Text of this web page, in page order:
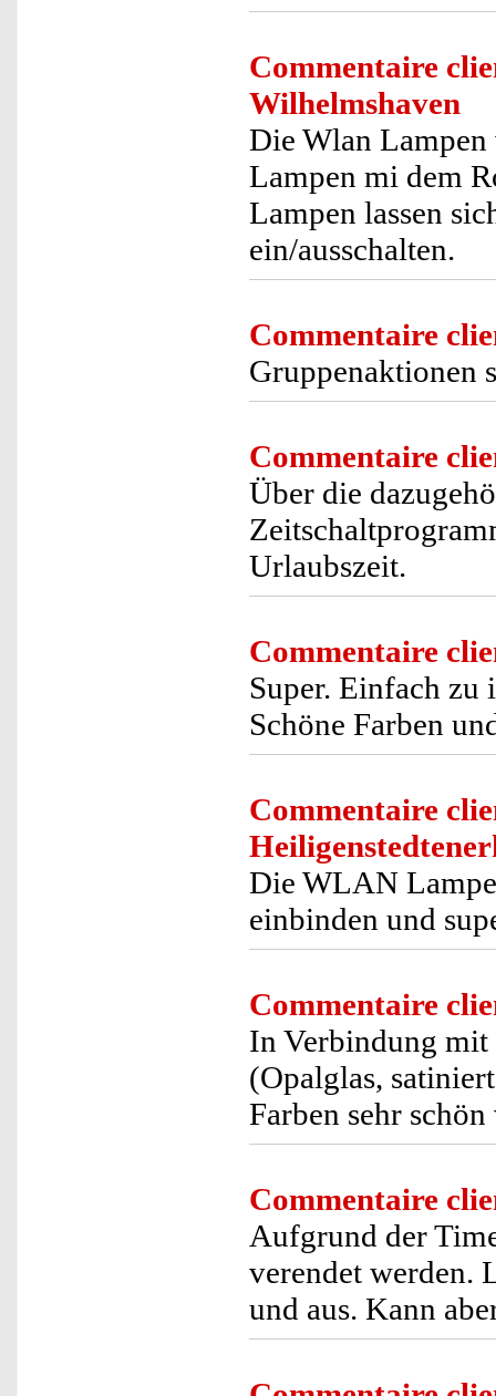
Commentaire
Wilhelmshaven
Die Wlan
Lampen mi dem
Lampen lassen
ein/ausschalten.
Commentaire
Gruppenaktionen
Commentaire
Über die
Urlaubszeit.
Commentaire
Super. Einfach zu
Schöne Farben
Commentaire
Die WLAN
einbinden und
Commentaire
In Verbindung
(Opalglas,
Farben sehr
Commentaire
Aufgrund der
verendet werden.
und aus. Kann